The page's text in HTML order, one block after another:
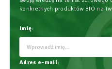
konkretnych produktów BIO na
Imię:
Adres e-mail: